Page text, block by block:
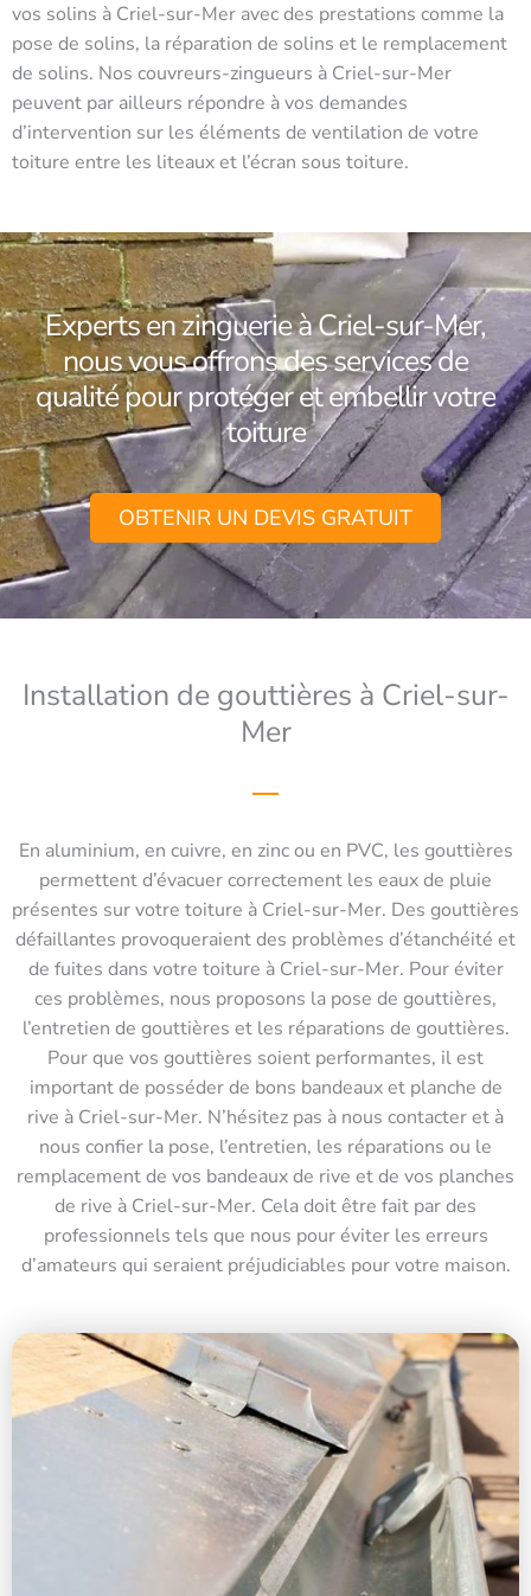
vos solins à Criel-sur-Mer avec des prestations comme la
pose de solins, la réparation de solins et le remplacement
de solins. Nos couvreurs-zingueurs à Criel-sur-Mer
peuvent par ailleurs répondre à vos demandes
d’intervention sur les éléments de ventilation de votre
toiture entre les liteaux et l’écran sous toiture.
Experts en zinguerie à Criel-sur-Mer,
nous vous offrons des services de
qualité pour protéger et embellir votre
toiture
OBTENIR UN DEVIS GRATUIT
Installation de gouttières à Criel-sur-
Mer
En aluminium, en cuivre, en zinc ou en PVC, les gouttières
permettent d’évacuer correctement les eaux de pluie
présentes sur votre toiture à Criel-sur-Mer. Des gouttières
défaillantes provoqueraient des problèmes d’étanchéité et
de fuites dans votre toiture à Criel-sur-Mer. Pour éviter
ces problèmes, nous proposons la pose de gouttières,
l’entretien de gouttières et les réparations de gouttières.
Pour que vos gouttières soient performantes, il est
important de posséder de bons bandeaux et planche de
rive à Criel-sur-Mer. N’hésitez pas à nous contacter et à
nous confier la pose, l’entretien, les réparations ou le
remplacement de vos bandeaux de rive et de vos planches
de rive à Criel-sur-Mer. Cela doit être fait par des
professionnels tels que nous pour éviter les erreurs
d’amateurs qui seraient préjudiciables pour votre maison.